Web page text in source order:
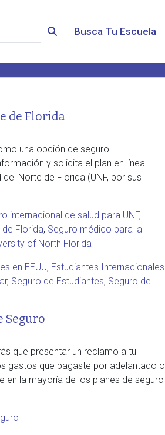
Busca Tu Escuela
de Florida
una opción de seguro
y solicita el plan en línea
Norte de Florida (UNF, por sus
internacional de salud para UNF,
Florida, Seguro médico para la
of North Florida
en EEUU, Estudiantes Internacionales
, Seguro de Estudiantes, Seguro de
Seguro
que presentar un reclamo a tu
gastos que pagaste por adelantado o
en la mayoría de los planes de seguro